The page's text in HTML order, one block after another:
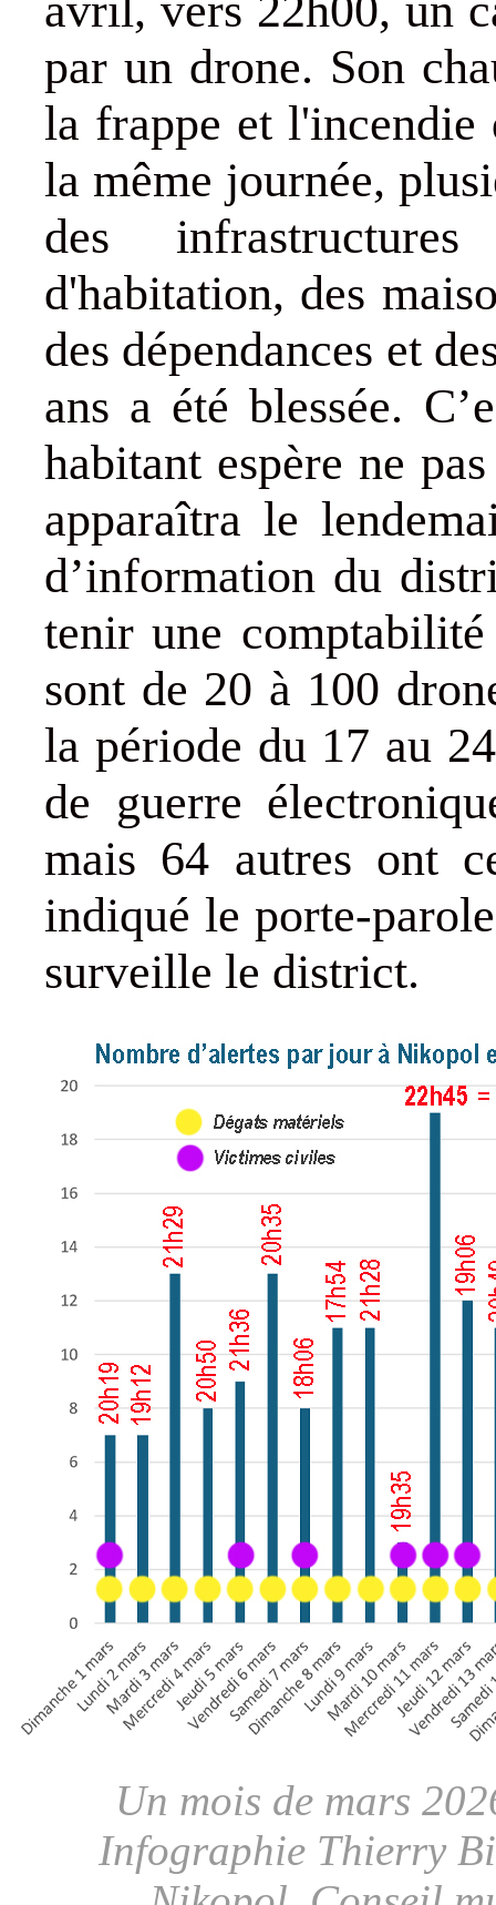
par un drone. Son
la frappe et
la même journée,
des
d'habitation, des
des dépendances et
ans a été blessée.
habitant espère ne
apparaîtra le
d’information du
tenir une
sont de 20 à 100
la période du 17 au
de guerre
mais 64 autres ont
indiqué le porte-
surveille le district.
Un mois de mars
Infographie Thierry